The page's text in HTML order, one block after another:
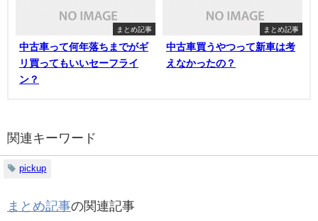
まとめ記事
中古車って何年落ちまでがギ
リ買ってもいいセーフライ
ン？
まとめ記事
中古車買うやつって新車は考
えなかったの？
関連キーワード
pickup
まとめ記事の関連記事